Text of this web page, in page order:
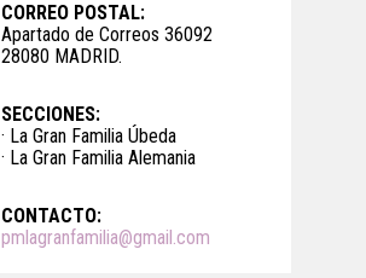
CORREO POSTAL:
Apartado de Correos 36092
28080 MADRID.
SECCIONES:
· La Gran Familia Úbeda
· La Gran Familia Alemania
CONTACTO:
pmlagranfamilia@gmail.com